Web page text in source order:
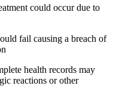
could occur due to
fail causing a breach of
health records may
reactions or other